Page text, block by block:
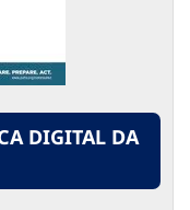
DIGITAL DA